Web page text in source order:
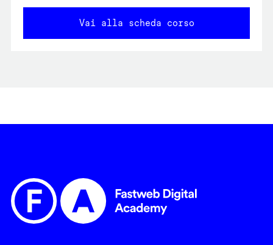
Vai alla scheda corso